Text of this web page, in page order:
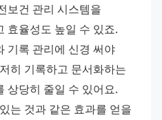
보건 관리 시스템을
효율성도 높일 수 있죠.
기록 관리에 신경 써야
히 기록하고 문서화하는
상당히 줄일 수 있어요.
는 것과 같은 효과를 얻을